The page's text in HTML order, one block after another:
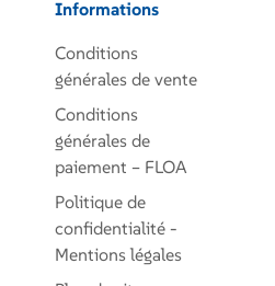
Informations
Conditions
générales de vente
Conditions
générales de
paiement – FLOA
Politique de
confidentialité -
Mentions légales